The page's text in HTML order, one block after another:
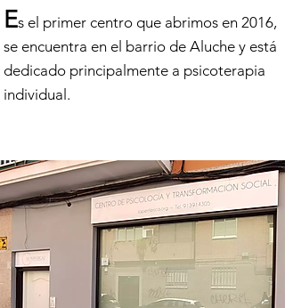
Es el primer centro que abrimos en 2016,
se encuentra en el barrio de Aluche y está
dedicado principalmente a psicoterapia
individual.